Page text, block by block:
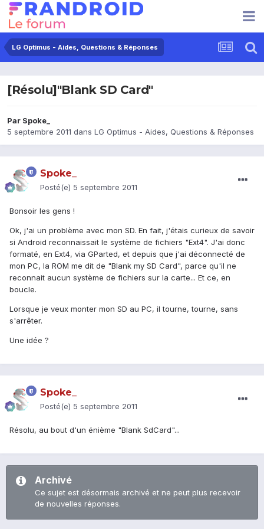
LG Optimus - Aides, Questions & Réponses
[Résolu]"Blank SD Card"
Par Spoke_
5 septembre 2011 dans LG Optimus - Aides, Questions & Réponses
Spoke_
Posté(e) 5 septembre 2011
Bonsoir les gens !
Ok, j'ai un problème avec mon SD. En fait, j'étais curieux de savoir
si Android reconnaissait le système de fichiers "Ext4". J'ai donc
formaté, en Ext4, via GParted, et depuis que j'ai déconnecté de
mon PC, la ROM me dit de "Blank my SD Card", parce qu'il ne
reconnait aucun système de fichiers sur la carte... Et ce, en
boucle.
Lorsque je veux monter mon SD au PC, il tourne, tourne, sans
s'arrêter.
Une idée ?
Spoke_
Posté(e) 5 septembre 2011
Résolu, au bout d'un énième "Blank SdCard"...
Archivé
Ce sujet est désormais archivé et ne peut plus recevoir
de nouvelles réponses.